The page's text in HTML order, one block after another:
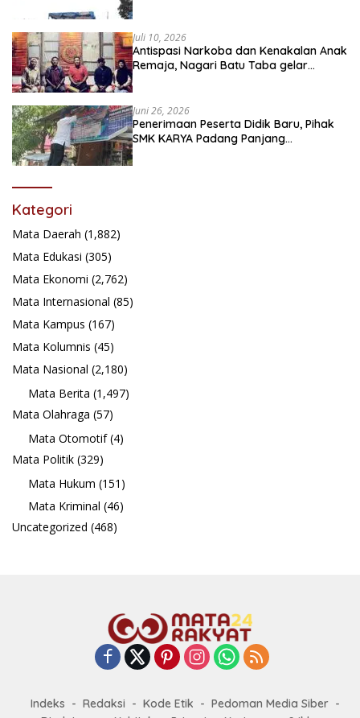
Juli 10, 2026
Antispasi Narkoba dan Kenakalan Anak
Remaja, Nagari Batu Taba gelar
Juni 26, 2026
Penerimaan Peserta Didik Baru, Pihak
SMK KARYA Padang Panjang
Kategori
Mata Daerah (1,882)
Mata Edukasi (305)
Mata Ekonomi (2,762)
Mata Internasional (85)
Mata Kampus (167)
Mata Kolumnis (45)
Mata Nasional (2,180)
Mata Berita (1,497)
Mata Olahraga (57)
Mata Otomotif(4)
Mata Politik (329)
Mata Hukum (151)
Mata Kriminal (46)
Uncategorized (468)
Indeks Redaksi Kode Etik
Pedoman Media Siber